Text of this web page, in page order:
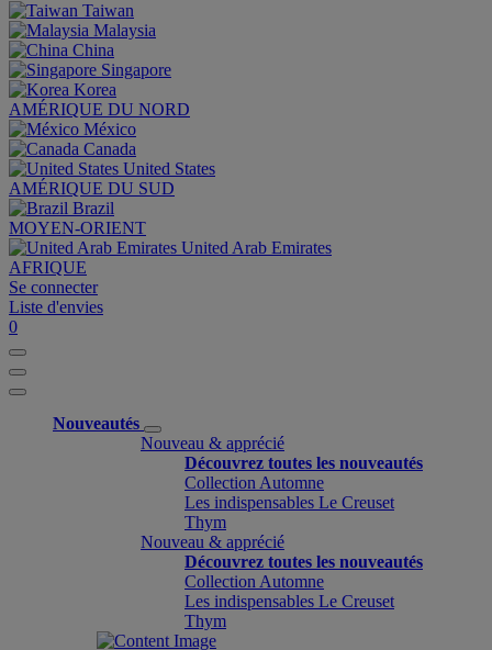
Taiwan
Malaysia
China
Singapore
Korea
AMÉRIQUE DU NORD
México
Canada
United States
AMÉRIQUE DU SUD
Brazil
MOYEN-ORIENT
United Arab Emirates
AFRIQUE
Se connecter
Liste d'envies
0
Nouveautés
Nouveau & apprécié
Découvrez toutes les nouveautés
Collection Automne
Les indispensables Le Creuset
Thym
Nouveau & apprécié
Découvrez toutes les nouveautés
Collection Automne
Les indispensables Le Creuset
Thym